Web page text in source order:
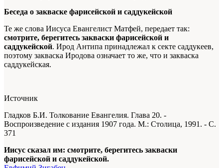
Беседа о закваске фарисейской и саддукейской
Те же слова Иисуса Евангелист Матфей, передает так:
смотрите, берегитесь закваски фарисейской и
саддукейской. Ирод Антипа принадлежал к секте саддукеев,
поэтому закваска Иродова означает то же, что и закваска
саддукейская.
Источник
Гладков Б.И. Толкование Евангелия. Глава 20. -
Воспроизведение с издания 1907 года. М.: Столица, 1991. - С.
371
Иисус сказал им: смотрите, берегитесь закваски
фарисейской и саддукейской.